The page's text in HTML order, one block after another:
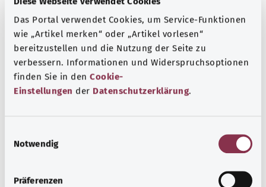
Das Portal verwendet Cookies, um Service-Funktionen
wie „Artikel merken“ oder „Artikel vorlesen“
bereitzustellen und die Nutzung der Seite zu
verbessern. Informationen und Widerspruchsoptionen
finden Sie in den Cookie-
Einstellungen der Datenschutzerklärung.
Notwendig
Präferenzen
gemeinnützige GmbH tarafından sağlanmıştır.
Kapsamlı bilgi
Diğer yazılar